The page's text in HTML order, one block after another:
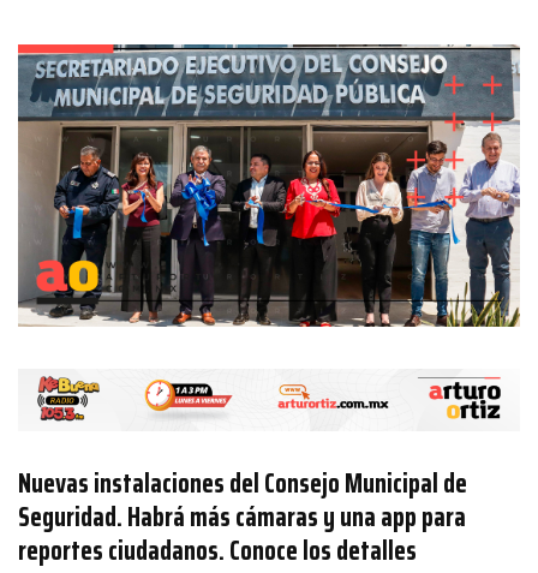
Nuevas instalaciones del Consejo Municipal de
Seguridad. Habrá más cámaras y una app para
reportes ciudadanos. Conoce los detalles